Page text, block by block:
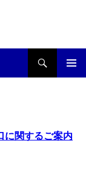
に関するご案内